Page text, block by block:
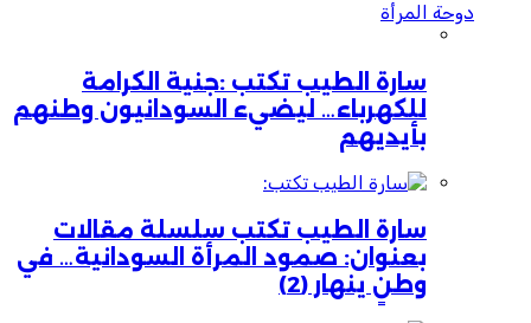
دوحة المرأة
سارة الطيب تكتب :جنية الكرامة
للكهرباء… ليضيء السودانيون وطنهم
بأيديهم
سارة الطيب تكتب سلسلة مقالات
بعنوان: صمود المرأة السودانية… في
وطنٍ ينهار (2)